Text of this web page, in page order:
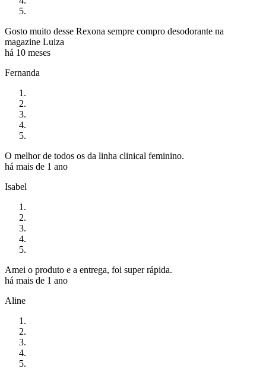
Gosto muito desse Rexona sempre compro desodorante na
magazine Luiza
há 10 meses
Fernanda
O melhor de todos os da linha clinical feminino.
há mais de 1 ano
Isabel
Amei o produto e a entrega, foi super rápida.
há mais de 1 ano
Aline